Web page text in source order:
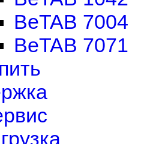
BeTAB 7004
BeTAB 7071